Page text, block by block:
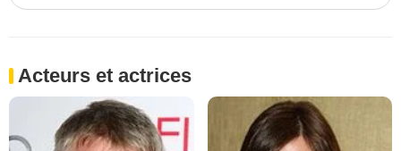
Acteurs et actrices